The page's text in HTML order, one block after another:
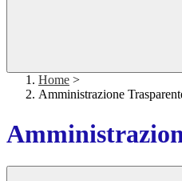
Home >
Amministrazione